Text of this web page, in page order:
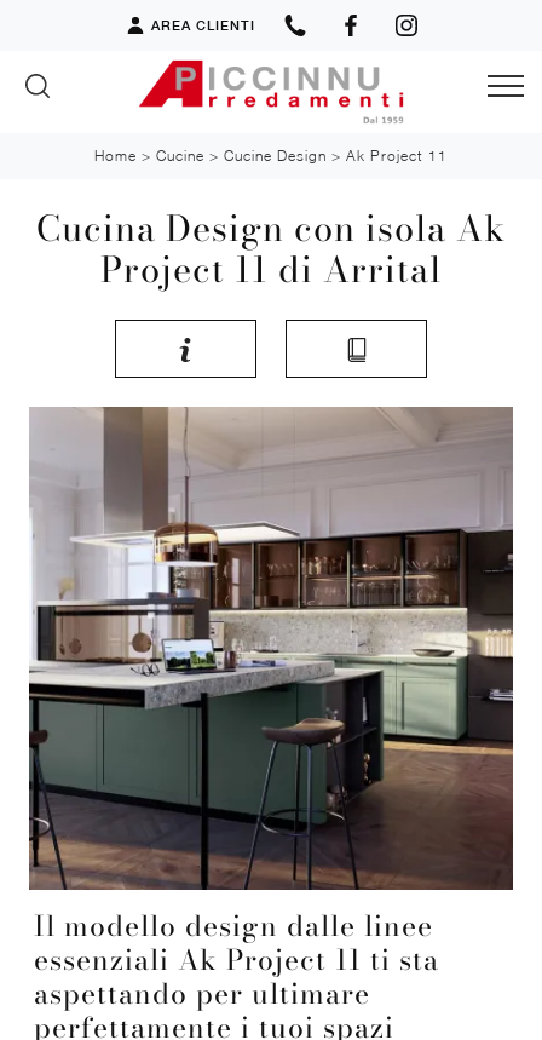
AREA CLIENTI
Home > Cucine > Cucine Design > Ak Project 11
Cucina Design con isola Ak
Project 11 di Arrital
Il modello design dalle linee
essenziali Ak Project 11 ti sta
aspettando per ultimare
perfettamente i tuoi spazi